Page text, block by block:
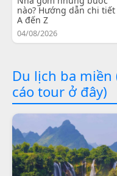
nào? Hướng dẫn chi
A đến Z
04/08/2026
Du lịch ba
cáo tour ở đây)